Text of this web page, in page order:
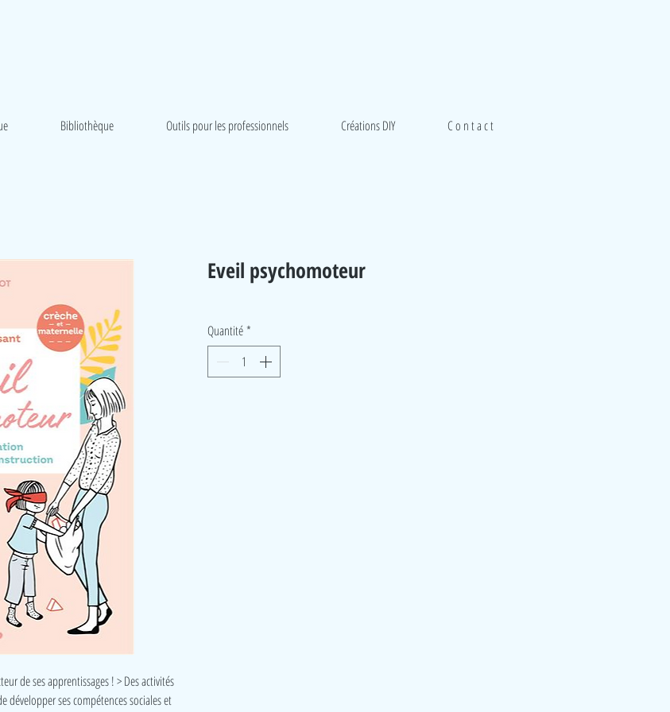
Bibliothèque Outils pour les professionnels Créations DIY C o n t a c t
de ses apprentissages ! > Des activités
ses compétences sociales et
Eveil psychomoteur
Quantité *